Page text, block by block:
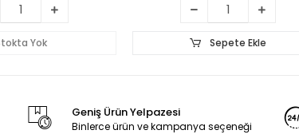
Yok Sepete Ekle
Geniş Ürün Yelpazesi
Binlerce ürün ve kampanya seçeneği